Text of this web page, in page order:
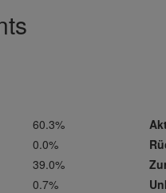
60.3%
0.0%
39.0%
0.7%